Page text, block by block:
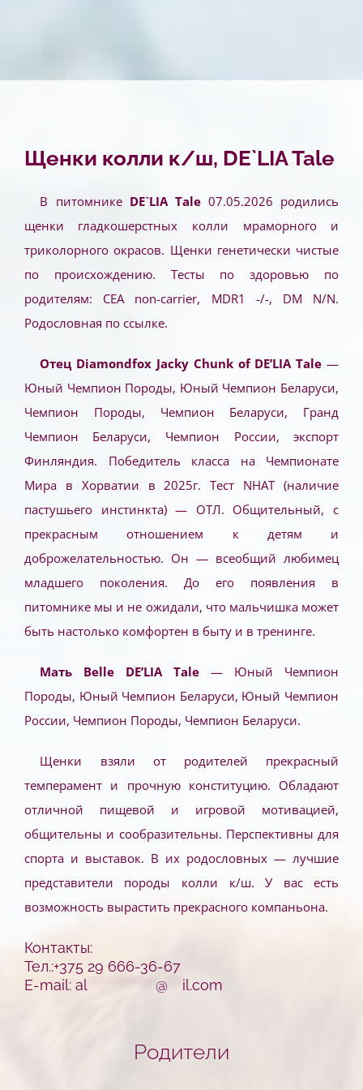
Щенки колли к/ш, DE`LIA Tale
В питомнике DE`LIA Tale07.05.2026 родились
щенки гладкошерстных колли мраморного и
триколорного окрасов. Щенки генетически чистые
по происхождению. Тесты по здоровью по
родителям: CEA non-carrier, MDR1 -/-, DM N/N.
Родословная по ссылке.
Отец Diamondfox Jacky Chunk of DE’LIA Tale—
Юный Чемпион Породы, Юный Чемпион Беларуси,
Чемпион Породы, Чемпион Беларуси, Гранд
Чемпион Беларуси, Чемпион России, экспорт
Финляндия. Победитель класса на Чемпионате
Мира в Хорватии в 2025г. Тест NHAT (наличие
пастушьего инстинкта) — ОТЛ. Общительный, с
прекрасным отношением к детям и
доброжелательностью. Он — всеобщий любимец
младшего поколения. До его появления в
питомнике мы и не ожидали, что мальчишка может
быть настолько комфортен в быту и в тренинге.
Мать Belle DE’LIA Tale — Юный Чемпион
Породы, Юный Чемпион Беларуси, Юный Чемпион
России, Чемпион Породы, Чемпион Беларуси.
Щенки взяли от родителей прекрасный
темперамент и прочную конституцию. Обладают
отличной пищевой и игровой мотивацией,
общительны и сообразительны. Перспективны для
спорта и выставок. В их родословных — лучшие
представители породы колли к/ш. У вас есть
возможность вырастить прекрасного компаньона.
Контакты:
Тел.:+375 29 666-36-67
E-mail: al************** @ il.com
Родители